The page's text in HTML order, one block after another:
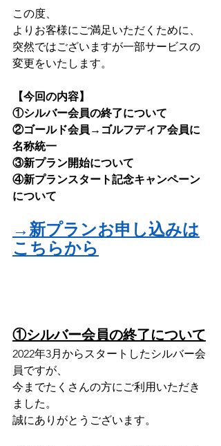
この度、
よりお客様にご満足いただくために、
突然ではございますが一部サービスの
変更をいたします。
【今回の内容】
①シルバー会員の終了について
②ゴールド会員→ゴルフディア会員に
名称統一
③新プラン開始について
④新プランスタート記念キャンペーン
について
→新プランお申し込みは
こちらから
①シルバー会員の終了について
2022年3月からスタートしたシルバー会
員ですが、
今までたくさんの方にご利用いただき
ました。
誠にありがとうございます。